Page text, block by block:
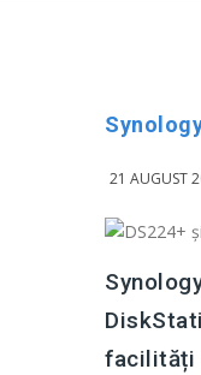
21 AUGUST
facilități